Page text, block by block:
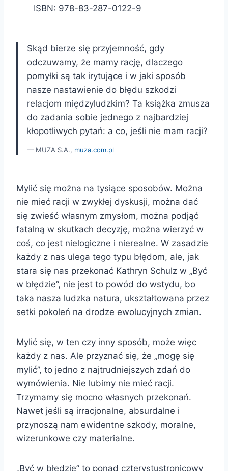
ISBN: 978-83-287-0122-9
Skąd bierze się przyjemność, gdy
odczuwamy, że mamy rację, dlaczego
pomyłki są tak irytujące i w jaki sposób
nasze nastawienie do błędu szkodzi
relacjom międzyludzkim? Ta książka zmusza
do zadania sobie jednego z najbardziej
kłopotliwych pytań: a co, jeśli nie mam racji?
MUZA S.A., muza.com.pl
Mylić się można na tysiące sposobów. Można
nie mieć racji w zwykłej dyskusji, można dać
się zwieść własnym zmysłom, można podjąć
fatalną w skutkach decyzję, można wierzyć w
coś, co jest nielogiczne i nierealne. W zasadzie
każdy z nas ulega tego typu błędom, ale, jak
stara się nas przekonać Kathryn Schulz w „Być
w błędzie”, nie jest to powód do wstydu, bo
taka nasza ludzka natura, ukształtowana przez
setki pokoleń na drodze ewolucyjnych zmian.
Mylić się, w ten czy inny sposób, może więc
każdy z nas. Ale przyznać się, że „mogę się
mylić”, to jedno z najtrudniejszych zdań do
wymówienia. Nie lubimy nie mieć racji.
Trzymamy się mocno własnych przekonań.
Nawet jeśli są irracjonalne, absurdalne i
przynoszą nam ewidentne szkody, moralne,
wizerunkowe czy materialne.
„Być w błędzie” to ponad czterystustronicowy